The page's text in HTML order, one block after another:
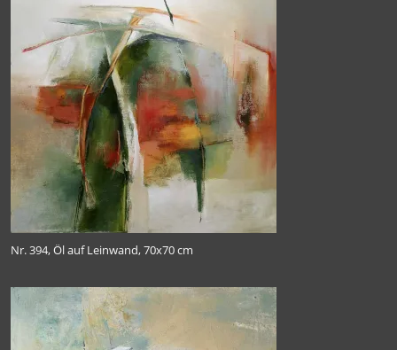
Nr. 394, Öl auf Leinwand, 70x70 cm